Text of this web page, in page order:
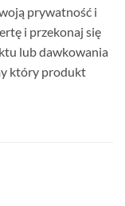
prywatność i
i przekonaj się
lub dawkowania
który produkt